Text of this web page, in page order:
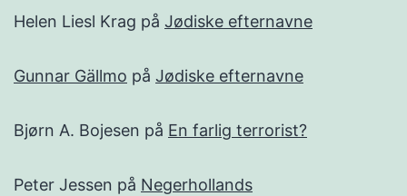
Helen Liesl Krag på Jødiske efternavne
Gunnar Gällmo på Jødiske efternavne
Bjørn A. Bojesen på En farlig terrorist?
Peter Jessen på Negerhollands